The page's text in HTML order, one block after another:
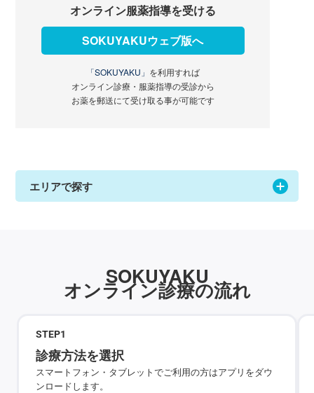
オンライン服薬指導を受ける
SOKUYAKUウェブ版へ
「SOKUYAKU」 を利用すれば
オンライン診療・服薬指導の受診から
お薬を郵送にて受け取る事が可能です
エリアで探す
SOKUYAKU
オンライン診療の流れ
STEP1
診療方法を選択
スマートフォン・タブレットでご利用の方はアプリをダウ
ンロードします。